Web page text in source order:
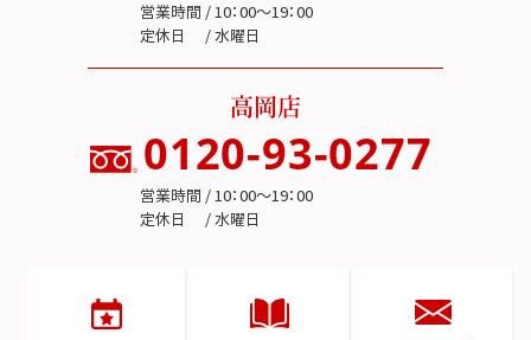
営業時間 / 10：00～19：00
定休日 / 水曜日
高岡店
0120-93-0277
営業時間 / 10：00～19：00
定休日 / 水曜日